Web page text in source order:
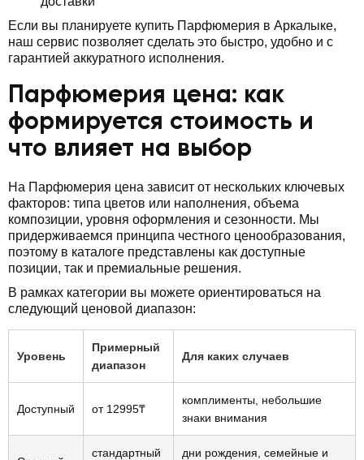
Если вы планируете купить Парфюмерия в Аркалыке,
наш сервис позволяет сделать это быстро, удобно и с
гарантией аккуратного исполнения.
Парфюмерия цена: как
формируется стоимость и
что влияет на выбор
На Парфюмерия цена зависит от нескольких ключевых
факторов: типа цветов или наполнения, объема
композиции, уровня оформления и сезонности. Мы
придерживаемся принципа честного ценообразования,
поэтому в каталоге представлены как доступные
позиции, так и премиальные решения.
В рамках категории вы можете ориентироваться на
следующий ценовой диапазон:
Уровень
Примерный
диапазон
Для каких случаев
Доступный от 12995₸
комплименты, небольшие
знаки внимания
стандартный
дни рождения, семейные и